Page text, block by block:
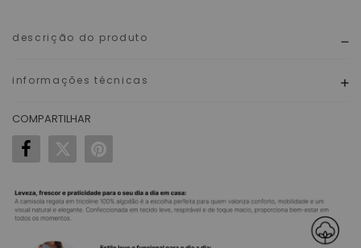
descrição do produto
informações técnicas
COMPARTILHAR